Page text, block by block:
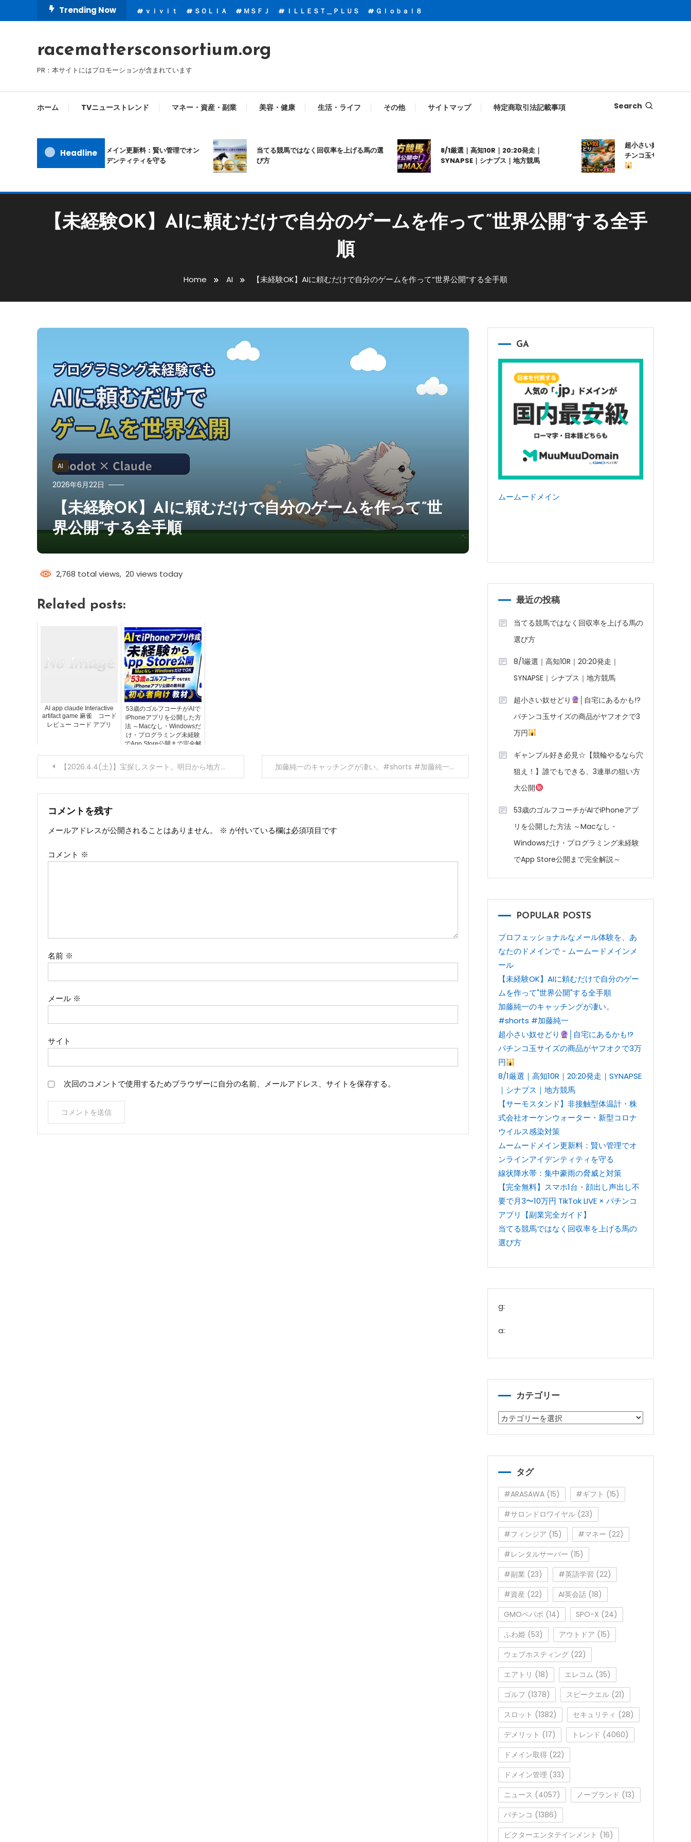
To
Trending Now ｖｉｖｉｔ ＳＯＬＩＡ ＭＳＦＪ ＩＬＬＥＳＴ＿ＰＬＵＳ Ｇｌｏｂａｌ８
racemattersconsortium.org
PR：本サイトにはプロモーションが含まれています
ホーム TVニューストレンド マネー・資産・副業 美容・健康 生活・ライフ その他 サイトマップ 特定商取引法記載事項 Search
Headline
ムームードメイン更新料：賢い管理でオン
ラインアイデンティティを守る
当てる競馬ではなく回収率を上げる馬の選
び方
8/1厳選｜高知10R｜20:20発走｜
SYNAPSE｜シナプス｜地方競馬
超小さい奴せどり
チンコ玉サイズの商品が
【未経験OK】AIに頼むだけで自分のゲームを作って”世界公開”する全手
順
Home AI 【未経験OK】AIに頼むだけで自分のゲームを作って”世界公開”する全手順
AI
2026年6月22日
【未経験OK】AIに頼むだけで自分のゲームを作って”世
界公開”する全手順
2,768 total views, 20 views today
Related posts:
AI app claude Interactive
artifact game 麻雀 コード
レビュー コード アプリ
53歳のゴルフコーチがAIで
iPhoneアプリを公開した方
法 ～Macなし・Windowsだ
け・プログラミング未経験
でApp Store公開まで完全解
ナ
ビ
ゲ
ン
【2026.4.4(土)】宝探しスタート。明日から地方遠征だぜ。#ギャンブル #競輪 #競馬 #競馬 #ボートレース 加藤純一のキャッチングが凄い。#shorts #加藤純一
コメントを残す
メールアドレスが公開されることはありません。 ※ が付いている欄は必須項目です
コメント ※
名前 ※
メール ※
サイト
次回のコメントで使用するためブラウザーに自分の名前、メールアドレス、サイトを保存する。
GA
ムームードメイン
最近の投稿
当てる競馬ではなく回収率を上げる馬の
選び方
8/1厳選｜高知10R｜20:20発走｜
SYNAPSE｜シナプス｜地方競馬
超小さい奴せどり
│自宅にあるかも!?
パチンコ玉サイズの商品がヤフオクで3
万円
ギャンブル好き必見☆【競輪やるなら穴
狙え！】誰でもできる、3連単の狙い方
大公開
53歳のゴルフコーチがAIでiPhoneアプ
リを公開した方法 ～Macなし・
Windowsだけ・プログラミング未経験
でApp Store公開まで完全解説～
POPULAR POSTS
プロフェッショナルなメール体験を、あ
なたのドメインで - ムームードメインメ
ール
【未経験OK】AIに頼むだけで自分のゲー
ムを作って"世界公開"する全手順
加藤純一のキャッチングが凄い。
#shorts #加藤純一
超小さい奴せどり
│自宅にあるかも!?
パチンコ玉サイズの商品がヤフオクで3万
円
8/1厳選｜高知10R｜20:20発走｜SYNAPSE
｜シナプス｜地方競馬
【サーモスタンド】非接触型体温計・株
式会社オーケンウォーター・新型コロナ
ウイルス感染対策
ムームードメイン更新料：賢い管理でオ
ンラインアイデンティティを守る
線状降水帯：集中豪雨の脅威と対策
【完全無料】スマホ1台・顔出し声出し不
要で月3〜10万円 TikTok LIVE × パチンコ
アプリ【副業完全ガイド】
当てる競馬ではなく回収率を上げる馬の
選び方
g:
a:
カテゴリー
カ
リ
ー
タグ
#ARASAWA (15) #ギフト (15)
#サロンドロワイヤル (23)
#フィンジア (15) #マネー (22)
#レンタルサーバー (15)
#副業 (23) #英語学習 (22)
#資産 (22) AI英会話 (18)
GMOペパボ (14) SPO-X (24)
ふわ姫 (53) アウトドア (15)
ウェブホスティング (22)
エアトリ (18) エレコム (35)
ゴルフ (1378) スピークエル (21)
スロット (1382) セキュリティ (28)
デメリット (17) トレンド (4060)
ドメイン取得 (22)
ドメイン管理 (33)
ニュース (4057) ノーブランド (13)
パチンコ (1386)
ビクターエンタテインメント (16)